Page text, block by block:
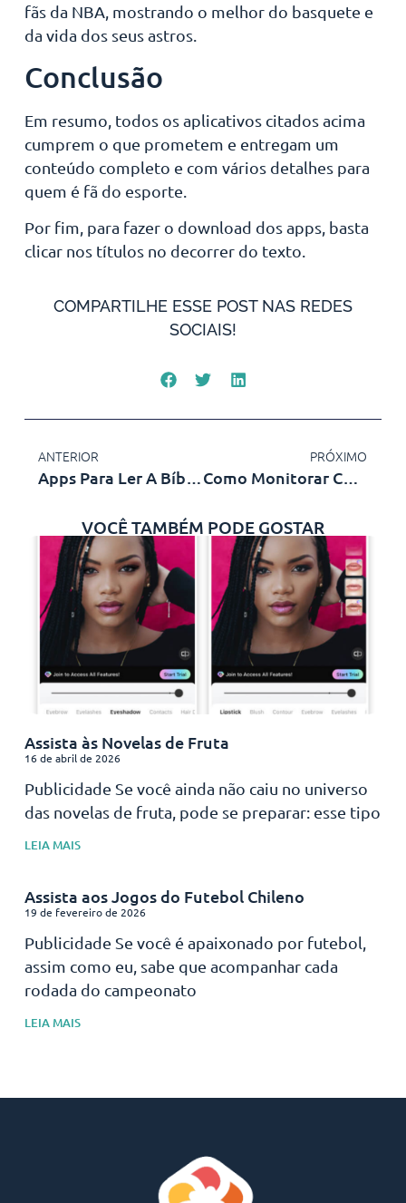
fãs da NBA, mostrando o melhor do basquete e
da vida dos seus astros.
Conclusão
Em resumo, todos os aplicativos citados acima
cumprem o que prometem e entregam um
conteúdo completo e com vários detalhes para
quem é fã do esporte.
Por fim, para fazer o download dos apps, basta
clicar nos títulos no decorrer do texto.
COMPARTILHE ESSE POST NAS REDES
SOCIAIS!
ANTERIOR
Apps Para Ler A Bíblia No Celular: Confira As Melhores Opções
PRÓXIMO
Como Monitorar Conversas Do WhatsApp – Melhores Aplicativos
VOCÊ TAMBÉM PODE GOSTAR
Assista às Novelas de Fruta
16 de abril de 2026
Publicidade Se você ainda não caiu no universo
das novelas de fruta, pode se preparar: esse tipo
LEIA MAIS
Assista aos Jogos do Futebol Chileno
19 de fevereiro de 2026
Publicidade Se você é apaixonado por futebol,
assim como eu, sabe que acompanhar cada
rodada do campeonato
LEIA MAIS